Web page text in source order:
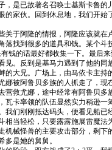
，是已故著名召唤士基斯卡鲁
的家伙。回到休息地，我们开
于阿隆的情报，阿隆应该就在
落找到很多的道具和钱。某个
钱的话最好都收集一下。最后
见。反到是基马力遇到了他的
的大兄。广场上，由马依卡主
娜被阿鲁贝多族的人抓走了，
营救尤娜，途中经常有阿鲁贝
瓦卡率领的队伍显然实力稍逊
我们刚刚抵达码头，便看见船
相当轻松，只要露露施展雷魔
机械怪兽的主要攻击部分，剩
多是她的舅舅。